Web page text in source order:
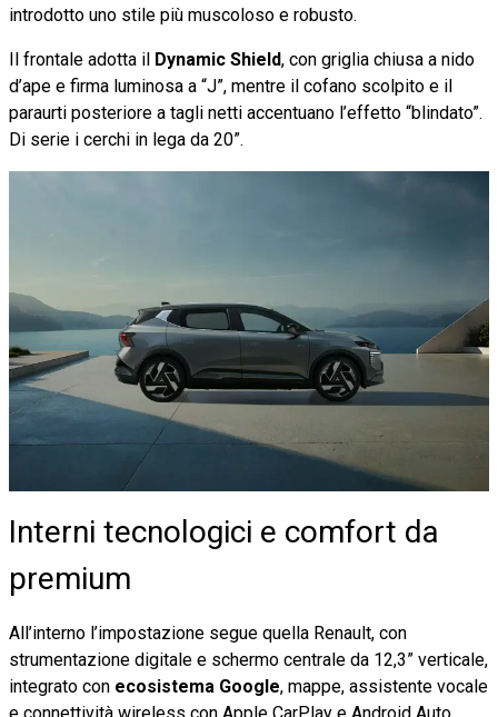
introdotto uno stile più muscoloso e robusto.
Il frontale adotta il Dynamic Shield, con griglia chiusa a nido
d’ape e firma luminosa a “J”, mentre il cofano scolpito e il
paraurti posteriore a tagli netti accentuano l’effetto “blindato”.
Di serie i cerchi in lega da 20”.
Interni tecnologici e comfort da
premium
All’interno l’impostazione segue quella Renault, con
strumentazione digitale e schermo centrale da 12,3” verticale,
integrato con ecosistema Google, mappe, assistente vocale
e connettività wireless con Apple CarPlay e Android Auto.